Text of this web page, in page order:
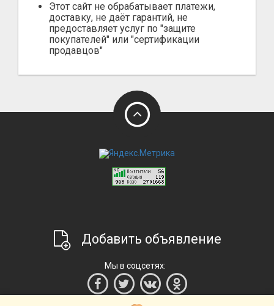
Этот сайт не обрабатывает платежи,
доставку, не даёт гарантий, не
предоставляет услуг по "защите
покупателей" или "сертификации
продавцов"
Добавить объявление
Мы в соцсетях: